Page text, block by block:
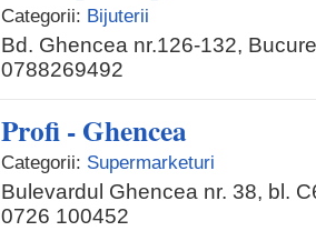
Categorii: Bijuterii
Bd. Ghencea nr.126-132,
0788269492
Profi - Ghencea
Categorii: Supermarketuri
Bulevardul Ghencea nr. 38, bl.
0726 100452